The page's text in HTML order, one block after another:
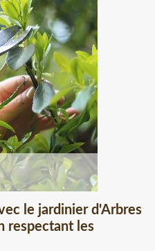
le jardinier d'Arbres
respectant les